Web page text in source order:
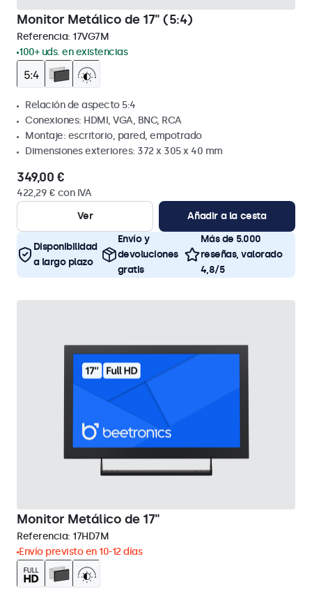
Monitor Metálico de 17" (5:4)
Referencia: 17VG7M
100+ uds. en existencias
Relación de aspecto 5:4
Conexiones: HDMI, VGA, BNC, RCA
Montaje: escritorio, pared, empotrado
Dimensiones exteriores: 372 x 305 x 40 mm
349,00 €
422,29 € con IVA
Ver
Añadir a la cesta
Disponibilidad
a largo plazo
Envío y
devoluciones
gratis
Más de 5.000
reseñas, valorado
4,8/5
Monitor Metálico de 17"
Referencia: 17HD7M
Envío previsto en 10-12 días